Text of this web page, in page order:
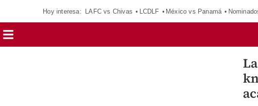
Hoy interesa: LAFC vs Chivas LCDLF México vs Panamá